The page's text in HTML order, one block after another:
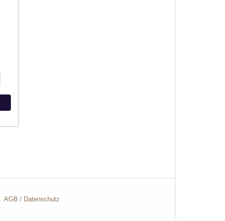
AGB / Datenschutz